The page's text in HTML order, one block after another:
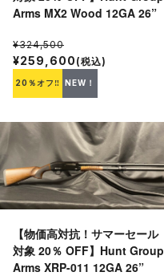
Arms MX2 Wood 12GA 26”
¥324,500
¥259,600 (税込)
20％オフ‼ NEW！
【物価高対抗！サマーセール
対象 20％ OFF】Hunt Group
Arms XRP-011 12GA 26”